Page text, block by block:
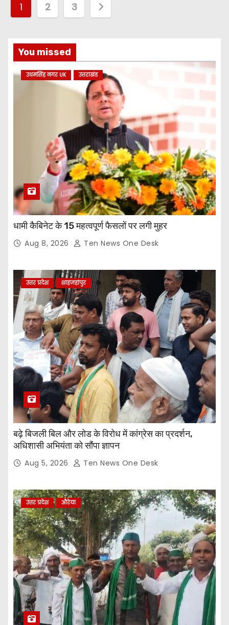
t
n
a
t
o
n
1 2 3
You missed
उधमसिंह नगर UK उत्तराखंड
धामी कैबिनेट के 15 महत्वपूर्ण फैसलों पर लगी मुहर
Aug 8, 2026 Ten News One Desk
उत्तर प्रदेश शाहजहांपुर
बढ़े बिजली बिल और लोड के विरोध में कांग्रेस का प्रदर्शन,
अधिशासी अभियंता को सौंपा ज्ञापन
Aug 5, 2026 Ten News One Desk
उत्तर प्रदेश औरेया